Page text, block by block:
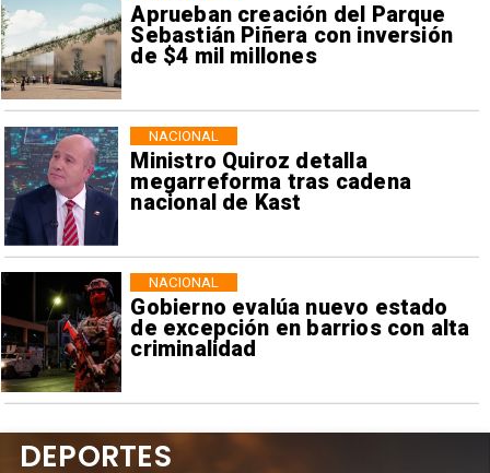
Aprueban creación del Parque
Sebastián Piñera con inversión
de $4 mil millones
Ministro Quiroz detalla
megarreforma tras cadena
nacional de Kast
NACIONAL
Gobierno evalúa nuevo estado
de excepción en barrios con alta
criminalidad
NACIONAL
DEPORTES